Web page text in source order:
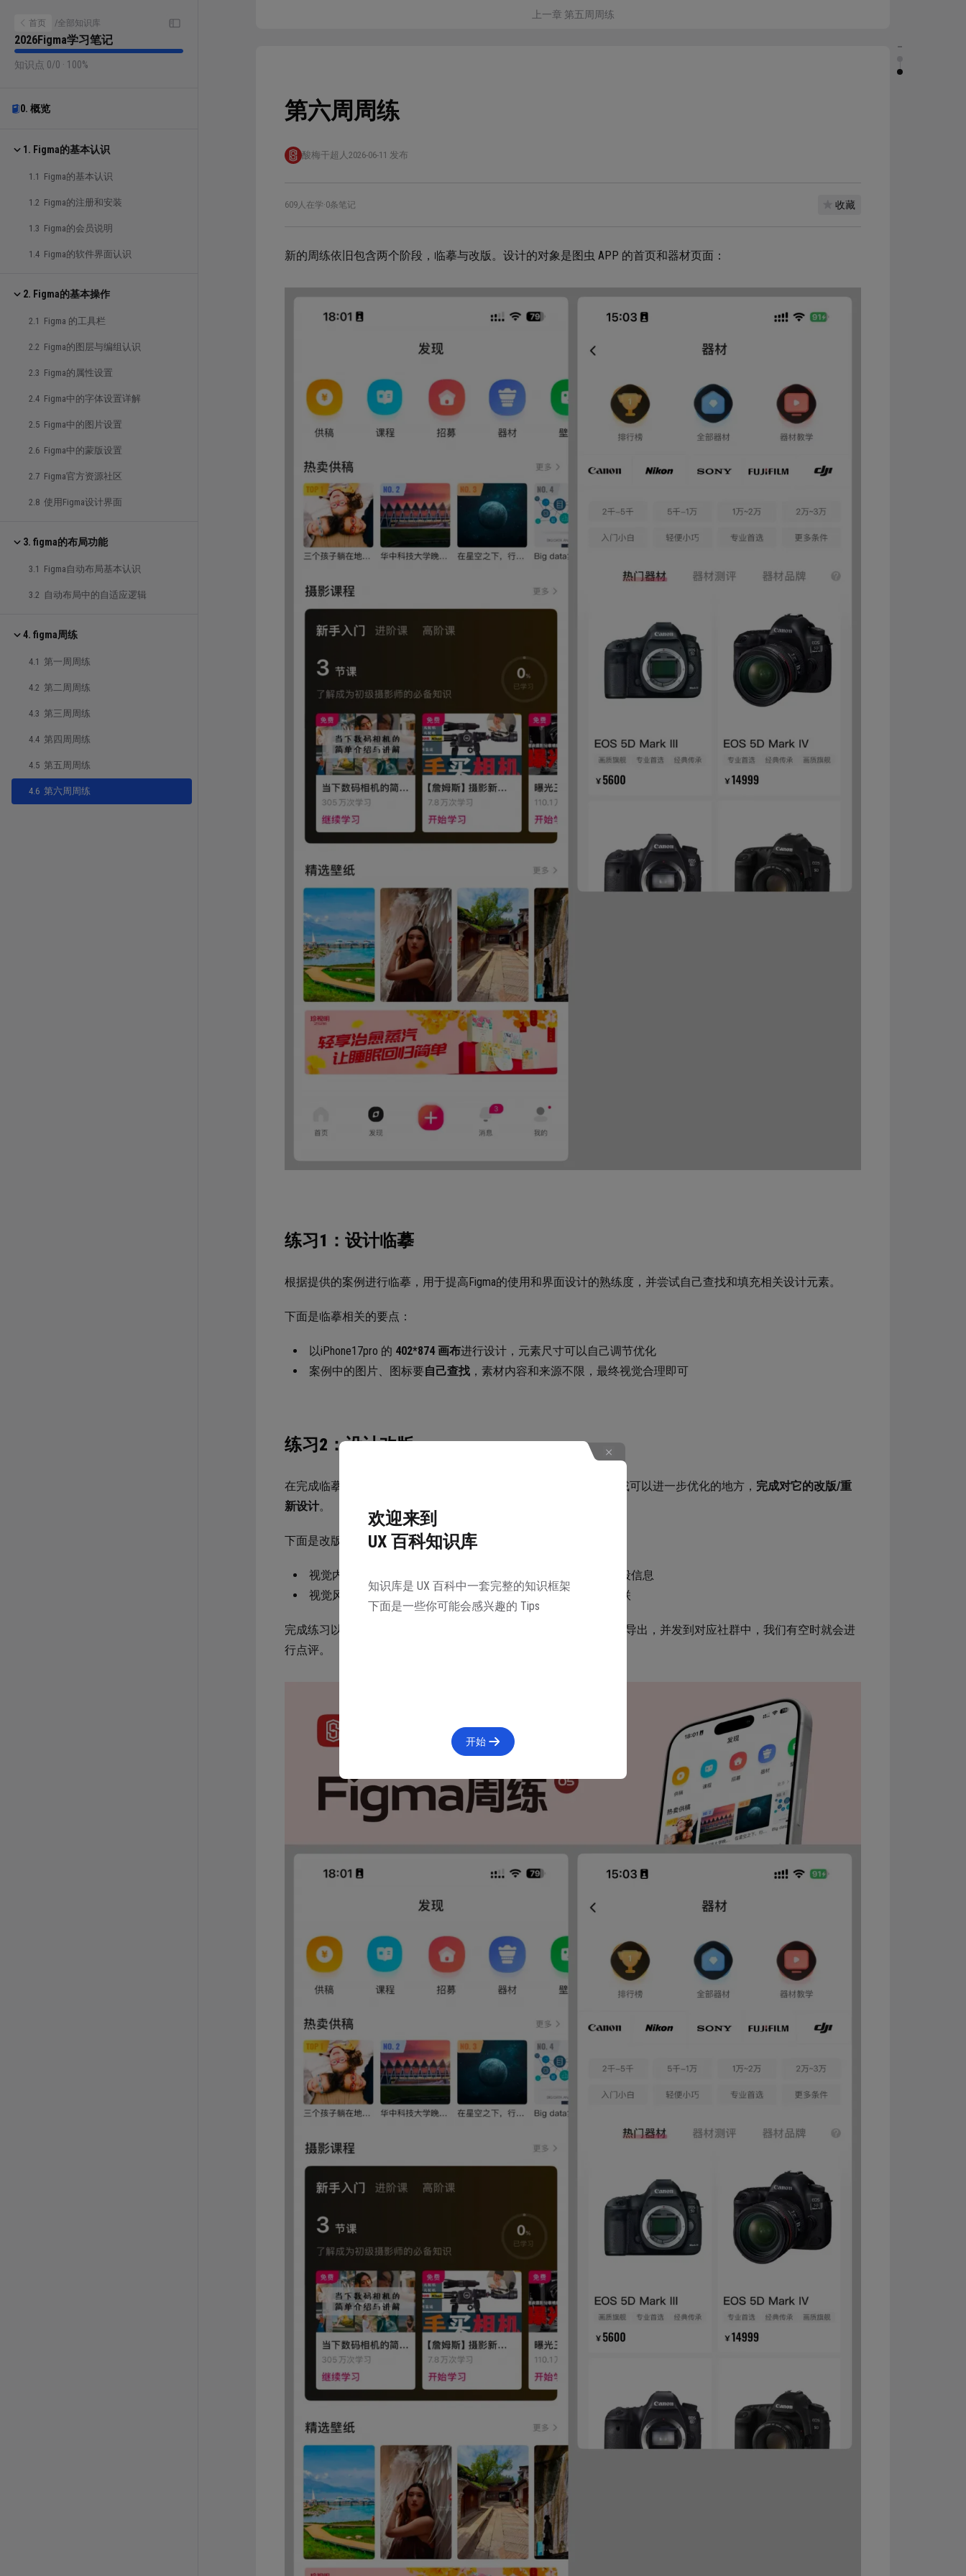
首页 /全部知识库
2026Figma学习笔记
知识点 0/0 · 100%
0. 概览
1. Figma的基本认识
1.1 Figma的基本认识
1.2 Figma的注册和安装
1.3 Figma的会员说明
1.4 Figma的软件界面认识
2. Figma的基本操作
2.1 Figma 的工具栏
2.2 Figma的图层与编组认识
2.3 Figma的属性设置
2.4 Figma中的字体设置详解
2.5 Figma中的图片设置
2.6 Figma中的蒙版设置
2.7 Figma官方资源社区
2.8 使用Figma设计界面
3. figma的布局功能
3.1 Figma自动布局基本认识
3.2 自动布局中的自适应逻辑
4. figma周练
4.1 第一周周练
4.2 第二周周练
4.3 第三周周练
4.4 第四周周练
4.5 第五周周练
4.6 第六周周练
上一章 第五周周练
第六周周练
酸梅干超人 2026-06-11 发布
609人在学·0条笔记 收藏
新的周练依旧包含两个阶段，临摹与改版。设计的对象是图虫 APP 的首页和器材页面：
练习1：设计临摹
根据提供的案例进行临摹，用于提高Figma的使用和界面设计的熟练度，并尝试自己查找和填充相关设计元素。
下面是临摹相关的要点：
以iPhone17pro 的 402*874 画布进行设计，元素尺寸可以自己调节优化
案例中的图片、图标要自己查找 ，素材内容和来源不限，最终视觉合理即可
练习2：设计改版
在完成临摹后（或已经跨过临摹阶段），分析原案例中存在的问题或可以进一步优化的地方， 完成对它的改版/重
新设计。
下面是改版相关要点：
视觉内容和布局可以随意更改，但不变更原来的主要功能和字段信息
视觉风格也可以做调整，但要贴合品牌本身的特性不能毫无关联
完成练习以后，大家可以把界面合并到一张大图中（不超过1080P）导出，并发到对应社群中，我们有空时就会进
行点评。
欢迎来到
UX 百科知识库
知识库是 UX 百科中一套完整的知识框架
下面是一些你可能会感兴趣的 Tips
开始